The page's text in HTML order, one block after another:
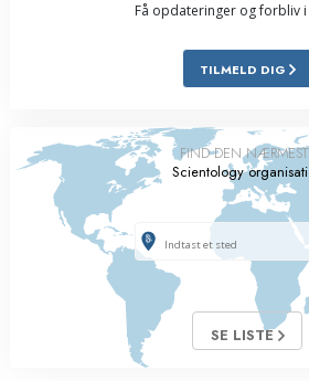
Få opdateringer og forbliv i
TILMELD DIG
FIND DEN
Scientology
SE LISTE